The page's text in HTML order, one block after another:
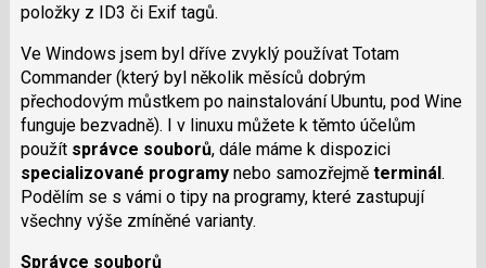
položky z ID3 či Exif tagů.
Ve Windows jsem byl dříve zvyklý používat Totam
Commander (který byl několik měsíců dobrým
přechodovým můstkem po nainstalování Ubuntu, pod Wine
funguje bezvadně). I v linuxu můžete k těmto účelům
použít správce souborů, dále máme k dispozici
specializované programynebo samozřejmě terminál.
Podělím se s vámi o tipy na programy, které zastupují
všechny výše zmíněné varianty.
Správce souborů